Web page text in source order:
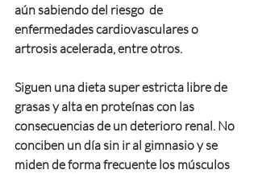
aún sabiendo del riesgo  de
enfermedades cardiovasculares o
artrosis acelerada, entre otros.
Siguen una dieta super estricta libre de
grasas y alta en proteínas con las
consecuencias de un deterioro renal. No
conciben un día sin ir al gimnasio y se
miden de forma frecuente los músculos